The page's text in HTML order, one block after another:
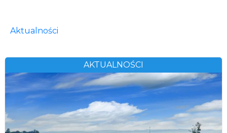
Aktualności
AKTUALNOŚCI